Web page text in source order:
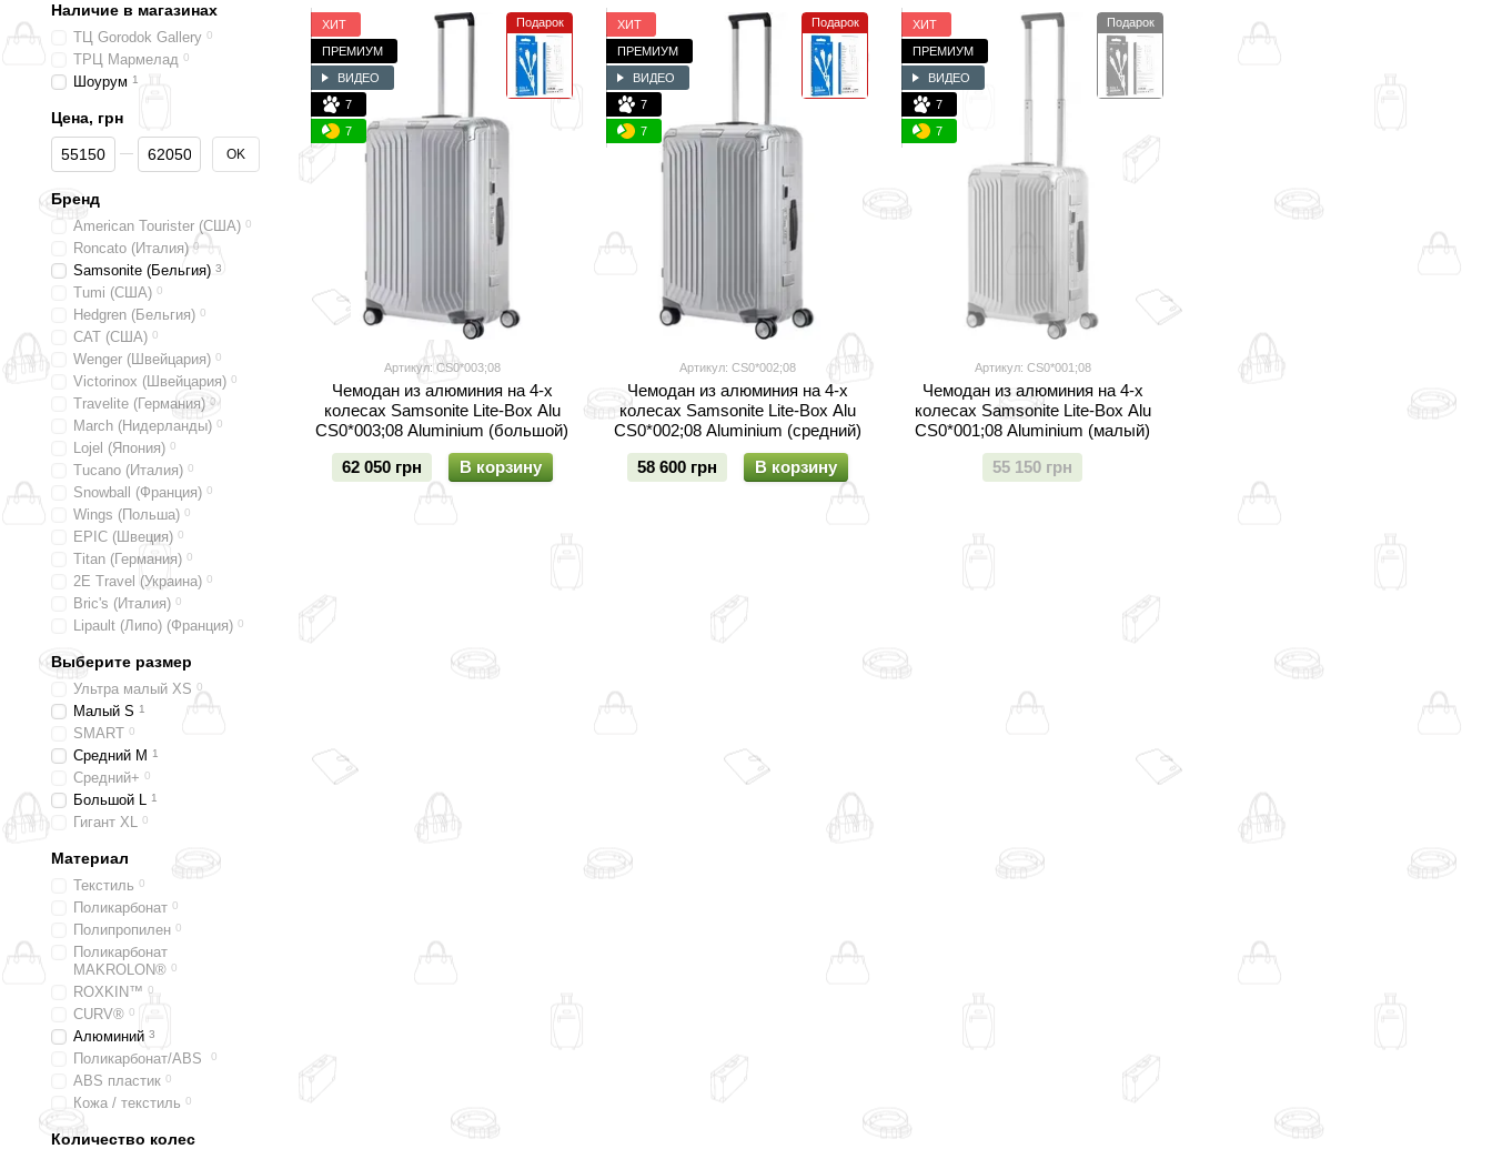
Подарок
ХИТ
ПРЕМИУМ
ВИДЕО
7
7
Артикул: CS0*003;08
Чемодан из алюминия на 4-х
колесах Samsonite Lite-Box Alu
CS0*003;08 Aluminium (большой)
62 050 грн
В корзину
Подарок
ХИТ
ПРЕМИУМ
ВИДЕО
7
7
Артикул: CS0*002;08
Чемодан из алюминия на 4-х
колесах Samsonite Lite-Box Alu
CS0*002;08 Aluminium (средний)
58 600 грн
В корзину
Подарок
ХИТ
ПРЕМИУМ
ВИДЕО
7
7
Артикул: CS0*001;08
Чемодан из алюминия на 4-х
колесах Samsonite Lite-Box Alu
CS0*001;08 Aluminium (малый)
55 150 грн
Наличие в магазинах
ТЦ Gorodok Gallery 0
ТРЦ Мармелад 0
Шоурум 1
Цена, грн
От Цена, грн
До Цена, грн OK
Бренд
American Tourister (США) 0
Roncato (Италия) 0
Samsonite (Бельгия) 3
Tumi (США) 0
Hedgren (Бельгия) 0
CAT (США) 0
Wenger (Швейцария) 0
Victorinox (Швейцария) 0
Travelite (Германия) 0
March (Нидерланды) 0
Lojel (Япония) 0
Tucano (Италия) 0
Snowball (Франция) 0
Wings (Польша) 0
EPIC (Швеция) 0
Titan (Германия) 0
2E Travel (Украина) 0
Bric's (Италия) 0
Lipault (Липо) (Франция) 0
Выберите размер
Ультра малый XS 0
Малый S 1
SMART 0
Средний M 1
Средний+ 0
Большой L 1
Гигант XL 0
Материал
Текстиль 0
Поликарбонат 0
Полипропилен 0
Поликарбонат
MAKROLON® 0
ROXKIN™ 0
CURV® 0
Алюминий 3
Поликарбонат/ABS 0
ABS пластик 0
Кожа / текстиль 0
Количество колес